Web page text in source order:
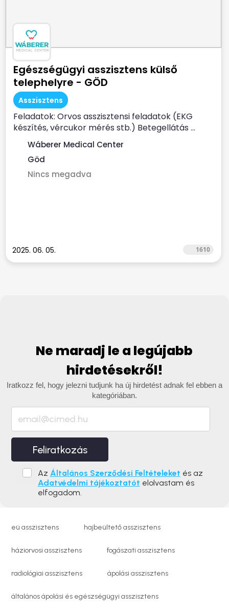
Egészségügyi asszisztens külső
telephelyre - GÖD
Asszisztens
Feladatok: Orvos asszisztensi feladatok (EKG
készítés, vércukor mérés stb.) Betegellátás ...
Wáberer Medical Center
Göd
Nincs megadva
2025. 06. 05. 1610
Ne maradj le a legújabb
hirdetésekről!
Iratkozz fel, hogy jelezni tudjunk ha új hirdetést adnak fel ebben a
kategóriában.
Feliratkozás
Az Általános Szerződési Feltételeket és az
Adatvédelmi tájékoztatót elolvastam és
elfogadom.
eü asszisztens hajbeültető asszisztens
háziorvosi asszisztens fogászati asszisztens
radiológiai asszisztens ápolási asszisztens
általános ápolási és egészségügyi asszisztens